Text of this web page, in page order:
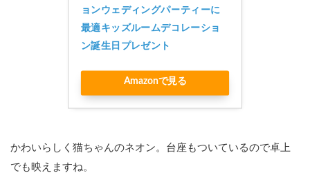
ョンウェディングパーティーに
最適キッズルームデコレーショ
ン誕生日プレゼント
Amazonで見る
かわいらしく猫ちゃんのネオン。台座もついているので卓上
でも映えますね。